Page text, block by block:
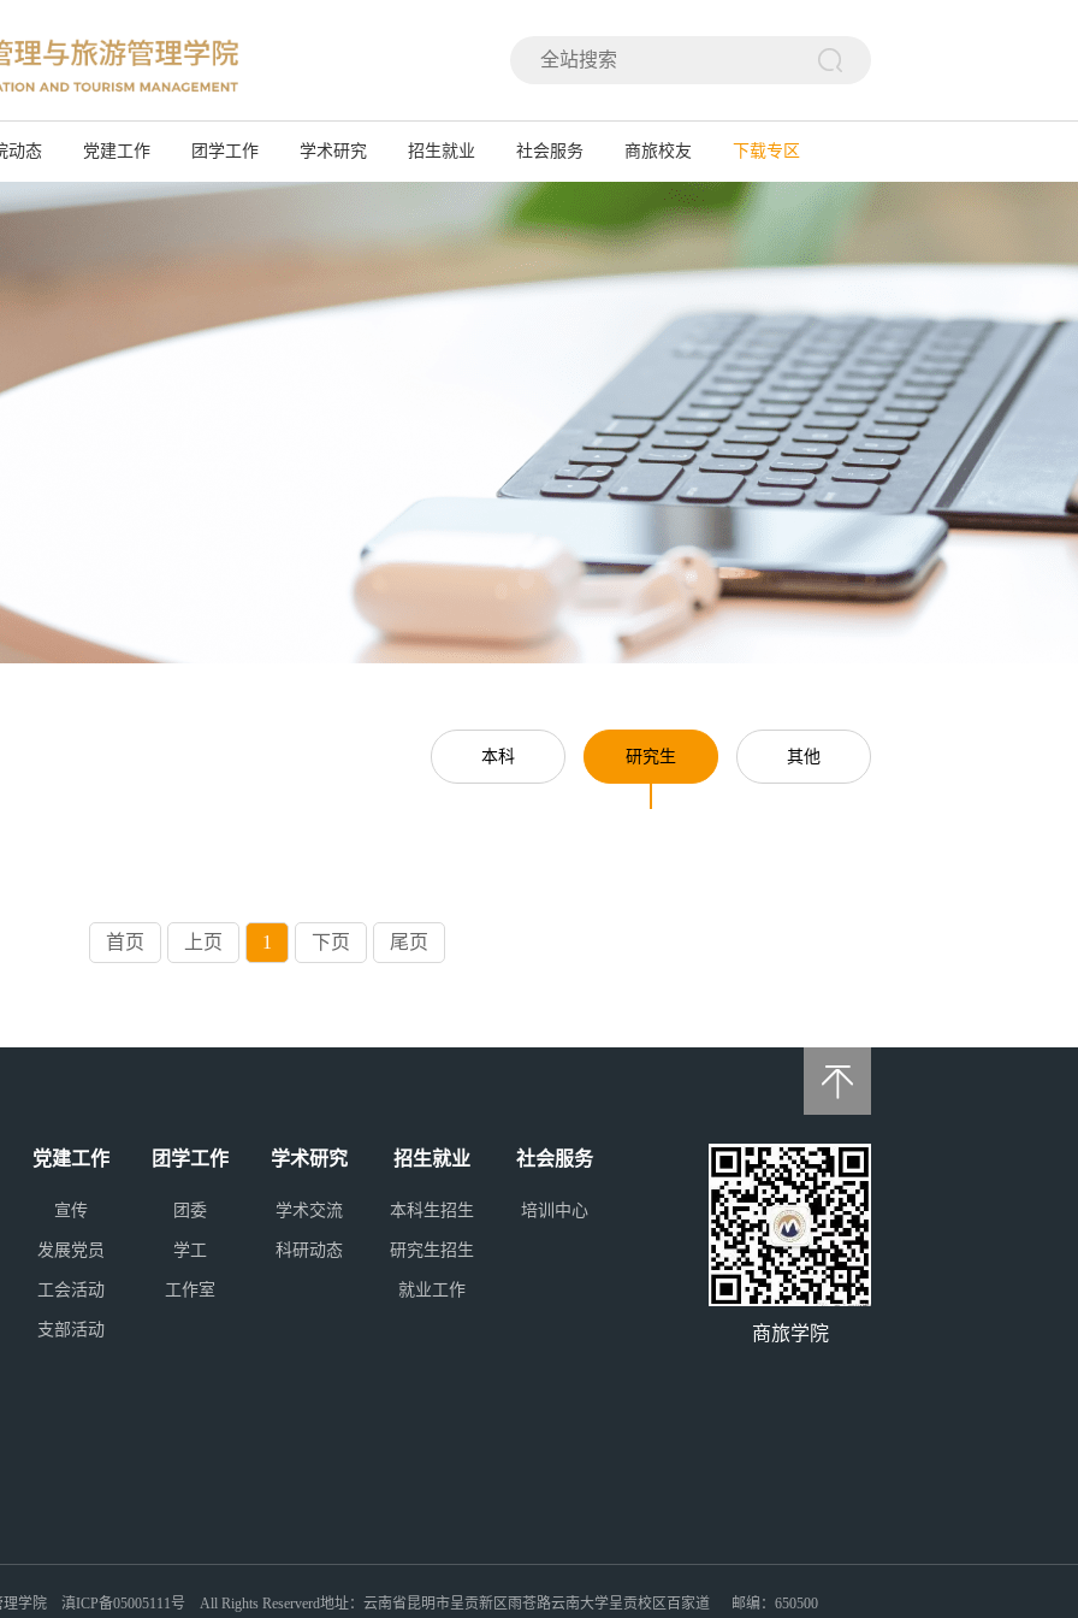

动态 党建工作 团学工作 学术研究 招生就业 社会服务 商旅校友 下载专区
本科 研究生 其他
首页 上页 1 下页 尾页

党建工作
宣传
发展党员
工会活动
支部活动
团学工作
团委
学工
工作室
学术研究
学术交流
科研动态
招生就业
本科生招生
研究生招生
就业工作
社会服务
培训中心
商旅学院
理学院 滇ICP备05005111号 All Rights Reserverd地址：云南省昆明市呈贡新区雨苍路云南大学呈贡校区百家道 邮编：650500